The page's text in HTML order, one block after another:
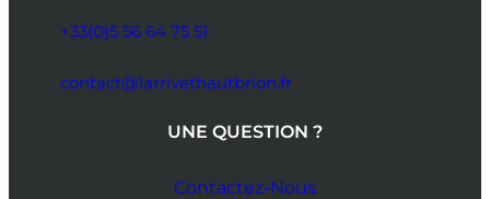
+33(0)5 56 64 75 51
contact@larrivethautbrion.fr
UNE QUESTION ?
Contactez-Nous